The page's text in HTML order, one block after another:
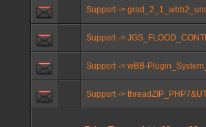
Support ->
Support ->
Support -> wBB-
Support ->